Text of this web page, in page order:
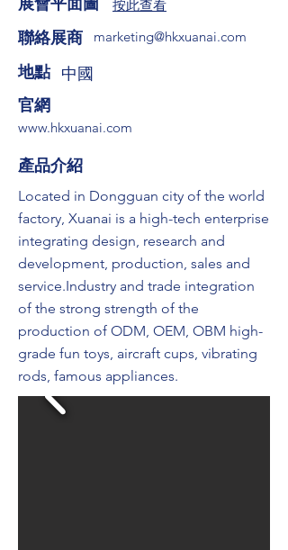
​聯絡展商 marketing@hkxuanai.com
​地點 中國
​官網
www.hkxuanai.com
​產品介紹
Located in Dongguan city of the world
factory, Xuanai is a high-tech enterprise
integrating design, research and
development, production, sales and
service.Industry and trade integration
of the strong strength of the
production of ODM, OEM, OBM high-
grade fun toys, aircraft cups, vibrating
rods, famous appliances.